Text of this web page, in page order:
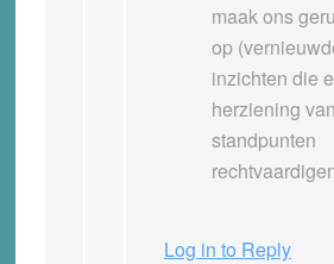
maak ons
op
inzichten die
herziening
standpunten
Log in to Reply